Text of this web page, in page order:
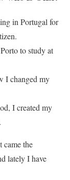
in Portugal for
to study at
I changed my
I created my
came the
lately I have